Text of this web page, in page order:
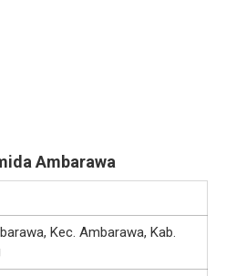
Ambarawa
Kec. Ambarawa, Kab.